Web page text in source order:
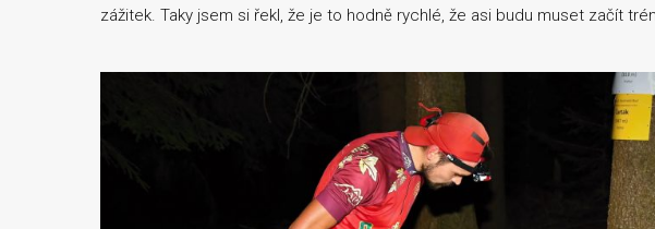
zážitek. Taky jsem si řekl, že je to hodně rychlé, že asi budu muset začít